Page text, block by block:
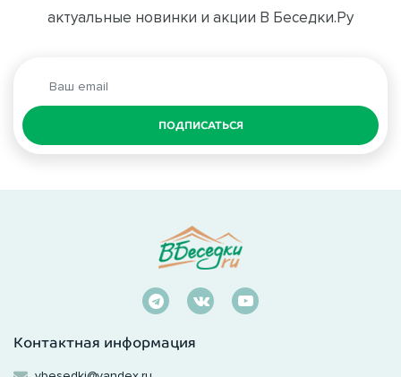
актуальные новинки и акции В Беседки.Ру
ПОДПИСАТЬСЯ
Контактная информация